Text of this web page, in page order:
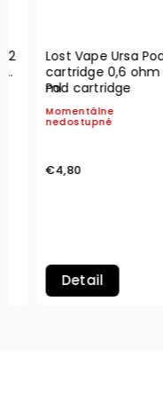
Lost Vape Ursa Pod V2
cartridge 0,6 ohm 2,5
Pod cartridge
Momentálne
nedostupné
€4,80
Detail